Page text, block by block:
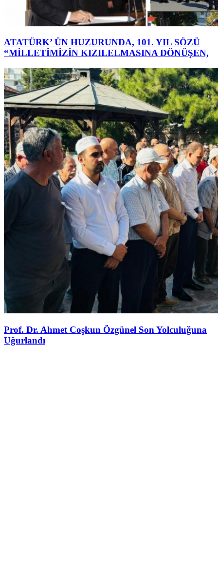
ATATÜRK’ ÜN HUZURUNDA, 101. YIL SÖZÜ
“MİLLETİMİZİN KIZILELMASINA DÖNÜŞEN,
Prof. Dr. Ahmet Coşkun Özgünel Son Yolculuğuna
Uğurlandı